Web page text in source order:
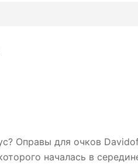
Оправы для очков
началась в